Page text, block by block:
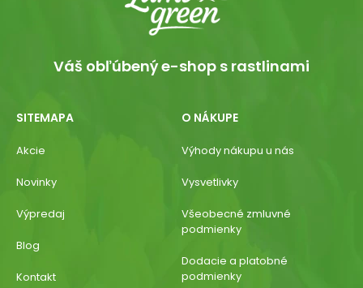
Váš obľúbený e-shop s rastlinami
SITEMAPA
Akcie
Novinky
Výpredaj
Blog
Kontakt
O NÁKUPE
Výhody nákupu u nás
Vysvetlivky
Všeobecné zmluvné
podmienky
Dodacie a platobné
podmienky